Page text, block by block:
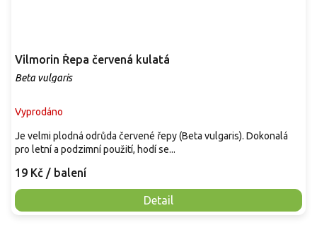
Vilmorin Řepa červená kulatá
Beta vulgaris
Vyprodáno
19 Kč / balení
Detail
Je velmi plodná odrůda červené řepy (Beta vulgaris). Dokonalá
pro letní a podzimní použití, hodí se...